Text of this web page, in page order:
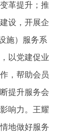
革提升；推
设，开展企
施）服务系
以党建促业
，帮助会员
提升服务会
响力。王耀
地做好服务